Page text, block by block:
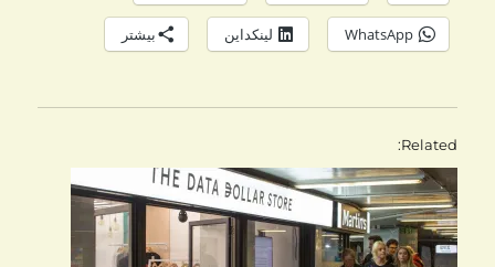
WhatsApp لینکداین بیشتر
Related